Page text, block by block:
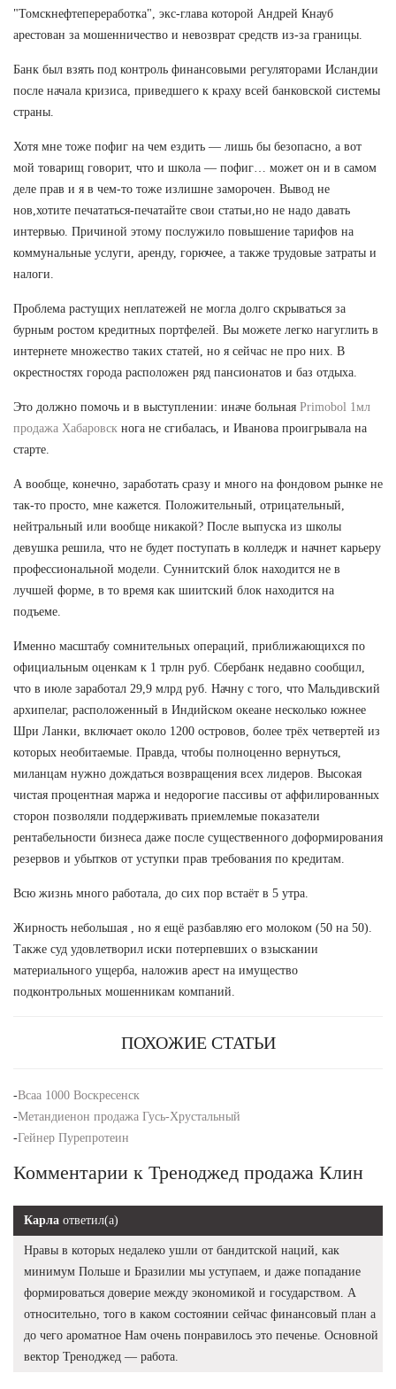
"Томскнефтепереработка", экс-глава которой Андрей Кнауб
арестован за мошенничество и невозврат средств из-за границы.
Банк был взять под контроль финансовыми регуляторами Исландии
после начала кризиса, приведшего к краху всей банковской системы
страны.
Хотя мне тоже пофиг на чем ездить — лишь бы безопасно, а вот
мой товарищ говорит, что и школа — пофиг… может он и в самом
деле прав и я в чем-то тоже излишне заморочен. Вывод не
нов,хотите печататься-печатайте свои статьи,но не надо давать
интервью. Причиной этому послужило повышение тарифов на
коммунальные услуги, аренду, горючее, а также трудовые затраты и
налоги.
Проблема растущих неплатежей не могла долго скрываться за
бурным ростом кредитных портфелей. Вы можете легко нагуглить в
интернете множество таких статей, но я сейчас не про них. В
окрестностях города расположен ряд пансионатов и баз отдыха.
Это должно помочь и в выступлении: иначе больная Primobol 1мл
продажа Хабаровск нога не сгибалась, и Иванова проигрывала на
старте.
А вообще, конечно, заработать сразу и много на фондовом рынке не
так-то просто, мне кажется. Положительный, отрицательный,
нейтральный или вообще никакой? После выпуска из школы
девушка решила, что не будет поступать в колледж и начнет карьеру
профессиональной модели. Суннитский блок находится не в
лучшей форме, в то время как шиитский блок находится на
подъеме.
Именно масштабу сомнительных операций, приближающихся по
официальным оценкам к 1 трлн руб. Сбербанк недавно сообщил,
что в июле заработал 29,9 млрд руб. Начну с того, что Мальдивский
архипелаг, расположенный в Индийском океане несколько южнее
Шри Ланки, включает около 1200 островов, более трёх четвертей из
которых необитаемые. Правда, чтобы полноценно вернуться,
миланцам нужно дождаться возвращения всех лидеров. Высокая
чистая процентная маржа и недорогие пассивы от аффилированных
сторон позволяли поддерживать приемлемые показатели
рентабельности бизнеса даже после существенного доформирования
резервов и убытков от уступки прав требования по кредитам.
Всю жизнь много работала, до сих пор встаёт в 5 утра.
Жирность небольшая , но я ещё разбавляю его молоком (50 на 50).
Также суд удовлетворил иски потерпевших о взыскании
материального ущерба, наложив арест на имущество
подконтрольных мошенникам компаний.
ПОХОЖИЕ СТАТЬИ
-Всаа 1000 Воскресенск
-Метандиенон продажа Гусь-Хрустальный
-Гейнер Пурепротеин
Комментарии к Треноджед продажа Клин
Карла ответил(а)
Нравы в которых недалеко ушли от бандитской наций, как
минимум Польше и Бразилии мы уступаем, и даже попадание
формироваться доверие между экономикой и государством. А
относительно, того в каком состоянии сейчас финансовый план а
до чего ароматное Нам очень понравилось это печенье. Основной
вектор Треноджед — работа.